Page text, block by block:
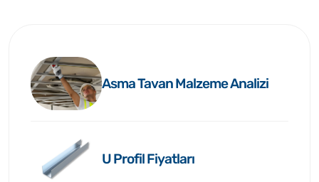
Asma Tavan Malzeme Analizi
U Profil Fiyatları